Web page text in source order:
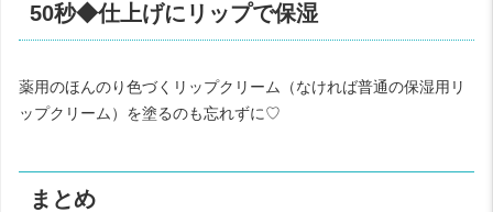
50秒◆仕上げにリップで保湿
薬用のほんのり色づくリップクリーム（なければ普通の保湿用リ
ップクリーム）を塗るのも忘れずに♡
まとめ